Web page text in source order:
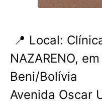
📍 Local:
NAZARENO,
Beni/Bolívia
Avenida Oscar